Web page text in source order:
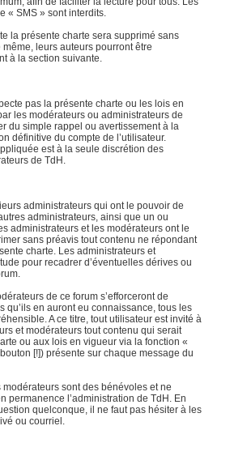
« SMS » sont interdits.
la présente charte sera supprimé sans
leurs auteurs pourront être
à la section suivante.
pas la présente charte ou les lois en
les modérateurs ou administrateurs de
du simple rappel ou avertissement à la
définitive du compte de l’utilisateur.
est à la seule discrétion des
de TdH.
administrateurs qui ont le pouvoir de
administrateurs, ainsi que un ou
administrateurs et les modérateurs ont le
sans préavis tout contenu ne répondant
charte. Les administrateurs et
pour recadrer d’éventuelles dérives ou
de ce forum s’efforceront de
qu’ils en auront eu connaissance, tous les
A ce titre, tout utilisateur est invité à
et modérateurs tout contenu qui serait
ou aux lois en vigueur via la fonction «
[!]) présente sur chaque message du
sont des bénévoles et ne
permanence l’administration de TdH. En
quelconque, il ne faut pas hésiter à les
ou courriel.